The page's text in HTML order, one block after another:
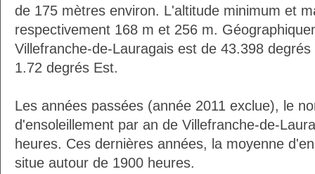
de 175 mètres environ. L'altitude minimum et
respectivement 168 m et 256 m.
Villefranche-de-Lauragais est de 43.398
1.72 degrés Est.
Les années passées (année 2011 exclue), le
d'ensoleillement par an de Villefranche-de-
heures. Ces dernières années, la moyenne
situe autour de 1900 heures.